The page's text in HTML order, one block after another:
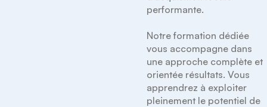
performante.
Notre formation dédiée
vous accompagne dans
une approche complète et
orientée résultats. Vous
apprendrez à exploiter
pleinement le potentiel de